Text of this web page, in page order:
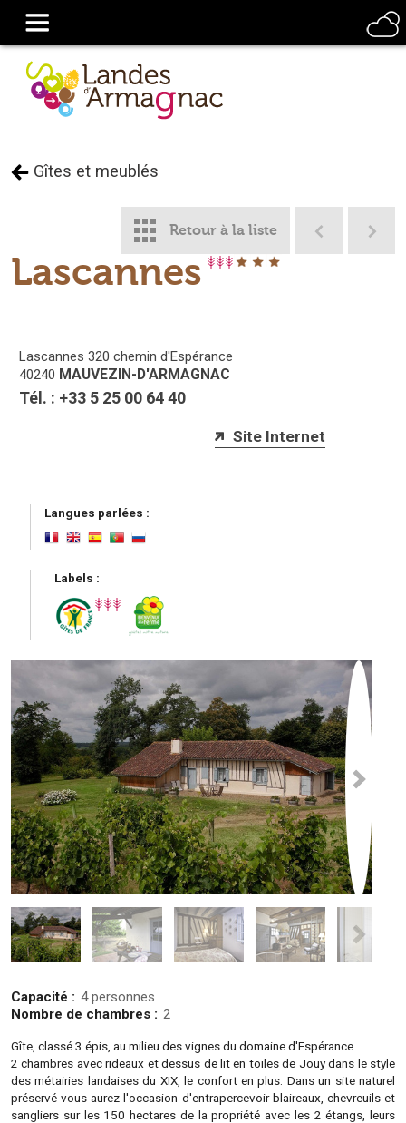
Gîtes et meublés
Retour à la liste
Lascannes
Lascannes 320 chemin d'Espérance
40240 MAUVEZIN-D'ARMAGNAC
Tél. : +33 5 25 00 64 40
Site Internet
Langues parlées :
Labels :
Capacité : 4 personnes
Nombre de chambres : 2
Gîte, classé 3 épis, au milieu des vignes du domaine d'Espérance.
2 chambres avec rideaux et dessus de lit en toiles de Jouy dans le style
des métairies landaises du XIX, le confort en plus. Dans un site naturel
préservé vous aurez l'occasion d'entrapercevoir blaireaux, chevreuils et
sangliers sur les 150 hectares de la propriété avec les 2 étangs, leurs